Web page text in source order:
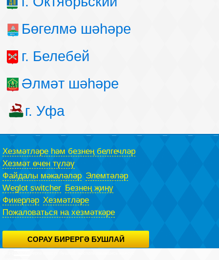
Бөгелмә шәһәре
г. Белебей
Әлмәт шәһәре
г. Уфа
Хезмәтләре һәм безнең белгечләр
Хезмәт өчен түләү
Файдалы мәкаләләр Элемтәләр
Weglot switcher Безнең җиңү
Фикерләр Хезмәтләре
Пожаловаться на хезмәткәре
СОРАУ БИРЕРГӘ БУШЛАЙ